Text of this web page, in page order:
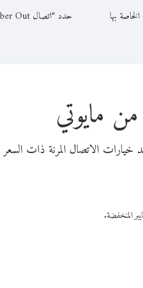
بها حدد “اتصال Viber Out” من عنوان المحادثة
مايوتي